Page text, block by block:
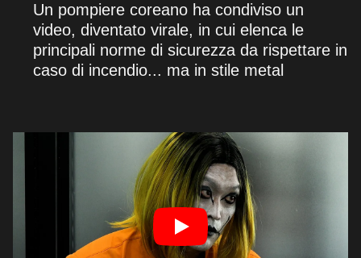
Un pompiere coreano ha condiviso un
video, diventato virale, in cui elenca le
principali norme di sicurezza da rispettare in
caso di incendio... ma in stile metal